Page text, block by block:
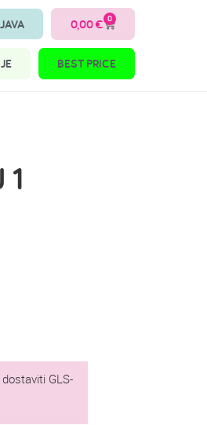
0,00€ 0
BEST PRICE
GLS-